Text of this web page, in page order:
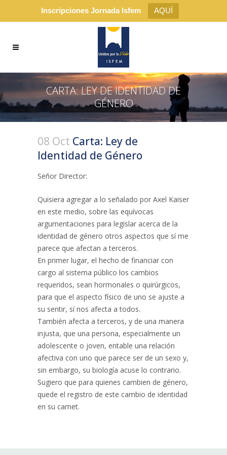
Inscripciones Jornada Isfem AQUÍ
CARTA: LEY DE IDENTIDAD DE
GÉNERO
08 Oct Carta: Ley de
Identidad de Género
Señor Director:
Quisiera agregar a lo señalado por Axel Kaiser
en este medio, sobre las equívocas
argumentaciones para legislar acerca de la
identidad de género otros aspectos que sí me
parece que afectan a terceros.
En primer lugar, el hecho de financiar con
cargo al sistema público los cambios
requeridos, sean hormonales o quirúrgicos,
para que el aspecto físico de uno se ajuste a
su sentir, sí nos afecta a todos.
También afecta a terceros, y de una manera
injusta, que una persona, especialmente un
adolescente o joven, entable una relación
afectiva con uno que parece ser de un sexo y,
sin embargo, su biología acuse lo contrario.
Sugiero que para quienes cambien de género,
quede el registro de este cambio de identidad
en su carnet.